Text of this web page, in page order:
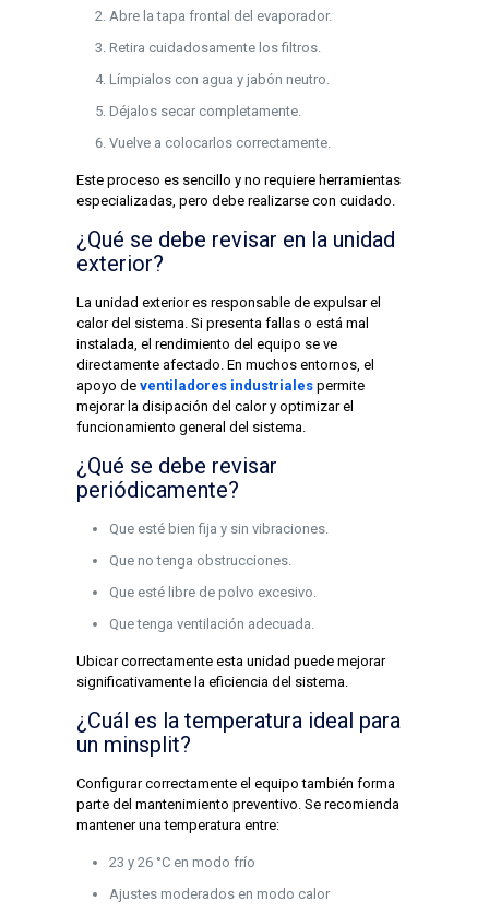
Abre la tapa frontal del evaporador.
Retira cuidadosamente los filtros.
Límpialos con agua y jabón neutro.
Déjalos secar completamente.
Vuelve a colocarlos correctamente.
Este proceso es sencillo y no requiere herramientas
especializadas, pero debe realizarse con cuidado.
¿Qué se debe revisar en la unidad
exterior?
La unidad exterior es responsable de expulsar el
calor del sistema. Si presenta fallas o está mal
instalada, el rendimiento del equipo se ve
directamente afectado. En muchos entornos, el
apoyo de ventiladores industrialespermite
mejorar la disipación del calor y optimizar el
funcionamiento general del sistema.
¿Qué se debe revisar
periódicamente?
Que esté bien fija y sin vibraciones.
Que no tenga obstrucciones.
Que esté libre de polvo excesivo.
Que tenga ventilación adecuada.
Ubicar correctamente esta unidad puede mejorar
significativamente la eficiencia del sistema.
¿Cuál es la temperatura ideal para
un minsplit?
Configurar correctamente el equipo también forma
parte del mantenimiento preventivo. Se recomienda
mantener una temperatura entre:
23 y 26 °C en modo frío
Ajustes moderados en modo calor